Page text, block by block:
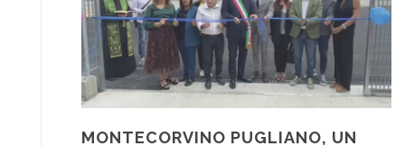
MONTECORVINO PUGLIANO, UN